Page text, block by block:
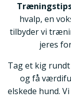
hvalp, en
tilbyder vi
jeres
Tag et kig
og få
elskede hund.